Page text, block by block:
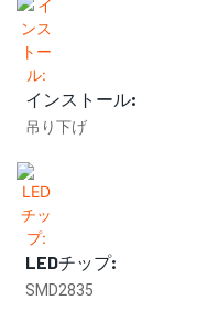
インストール:
吊り下げ
LEDチップ:
SMD2835